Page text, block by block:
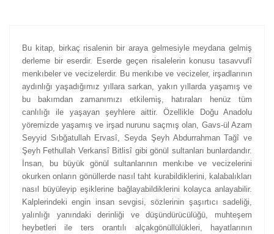
Bu kitap, birkaç risalenin bir araya gelmesiyle meydana gelmiş
derleme bir eserdir. Eserde geçen risalelerin konusu tasavvufî
menkıbeler ve vecizelerdir. Bu menkıbe ve vecizeler, irşadlarının
aydınlığı yaşadığımız yıllara sarkan, yakın yıllarda yaşamış ve
bu bakımdan zamanımızı etkilemiş, hatıraları henüz tüm
canlılığı ile yaşayan şeyhlere aittir. Özellikle Doğu Anadolu
yöremizde yaşamış ve irşad nurunu saçmış olan, Gavs-ül Azam
Seyyid Sıbğatullah Ervasî, Seyda Şeyh Abdurrahman Tağî ve
Şeyh Fethullah Verkansî Bitlisî gibi gönül sultanları bunlardandır.
İnsan, bu büyük gönül sultanlarının menkıbe ve vecizelerini
okurken onların gönüllerde nasıl taht kurabildiklerini, kalabalıkları
nasıl büyüleyip eşiklerine bağlayabildiklerini kolayca anlayabilir.
Kalplerindeki engin insan sevgisi, sözlerinin şaşırtıcı sadeliği,
yalınlığı yanındaki derinliği ve düşündürücülüğü, muhteşem
heybetleri ile ters orantılı alçakgönüllülükleri, hayatlarının